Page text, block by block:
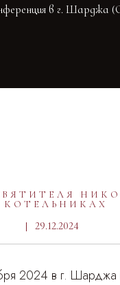
в г. Шарджа
КОТЕЛЬНИКАХ
29.12.2024
2024 в г.